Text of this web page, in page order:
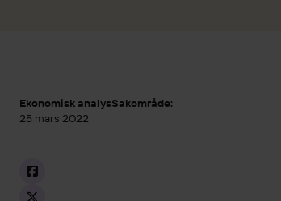
Ekonomisk analys
25 mars 2022
Sakområde: